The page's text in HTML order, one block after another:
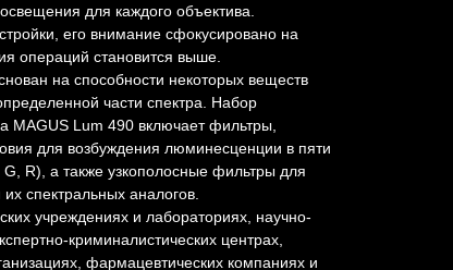
для каждого объектива.
его внимание сфокусировано на
операций становится выше.
на способности некоторых веществ
части спектра. Набор
MAGUS Lum 490 включает фильтры,
для возбуждения люминесценции в пяти
R), а также узкополосные фильтры для
спектральных аналогов.
учреждениях и лабораториях, научно-
криминалистических центрах,
фармацевтических компаниях и